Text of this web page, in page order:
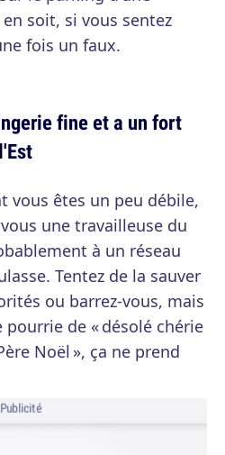
soit, si vous sentez
fois un faux.
fine et a un fort
vous êtes un peu débile,
une travailleuse du
à un réseau
Tentez de la sauver
ou barrez-vous, mais
de « désolé chérie
Noël », ça ne prend
Publicité